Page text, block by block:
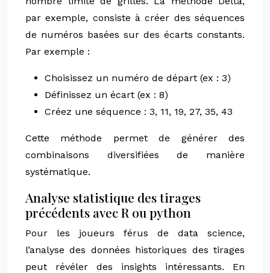
par exemple, consiste à créer des séquences
de numéros basées sur des écarts constants.
Par exemple :
Choisissez un numéro de départ (ex : 3)
Définissez un écart (ex : 8)
Créez une séquence : 3, 11, 19, 27, 35, 43
Cette méthode permet de générer des
combinaisons diversifiées de manière
systématique.
Analyse statistique des tirages
précédents avec R ou python
Pour les joueurs férus de data science,
l’analyse des données historiques des tirages
peut révéler des insights intéressants. En